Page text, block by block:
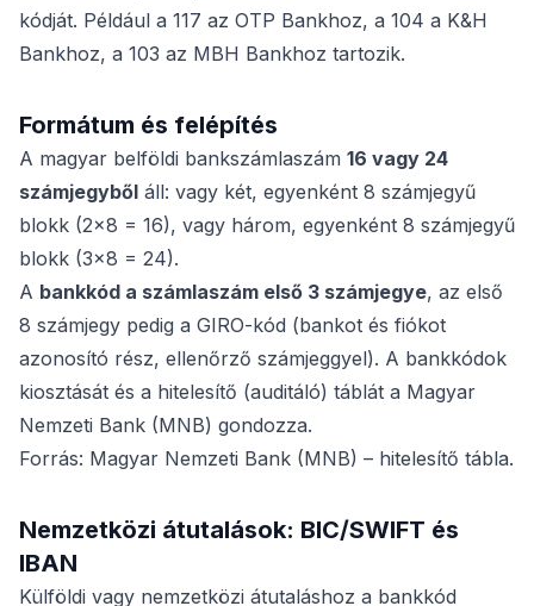
kódját. Például a 117 az OTP Bankhoz, a 104 a K&H
Bankhoz, a 103 az MBH Bankhoz tartozik.
Formátum és felépítés
A magyar belföldi bankszámlaszám 16 vagy 24
számjegyből áll: vagy két, egyenként 8 számjegyű
blokk (2×8 = 16), vagy három, egyenként 8 számjegyű
blokk (3×8 = 24).
A bankkód a számlaszám első 3 számjegye, az első
8 számjegy pedig a GIRO-kód (bankot és fiókot
azonosító rész, ellenőrző számjeggyel). A bankkódok
kiosztását és a hitelesítő (auditáló) táblát a Magyar
Nemzeti Bank (MNB) gondozza.
Forrás: Magyar Nemzeti Bank (MNB) – hitelesítő tábla.
Nemzetközi átutalások: BIC/SWIFT és
IBAN
Külföldi vagy nemzetközi átutaláshoz a bankkód